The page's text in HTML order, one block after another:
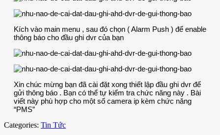
Kích vào main menu , sau đó chọn ( Alarm Push ) để enable
thông báo cho đầu ghi dvr của bạn
Xin chúc mừng bạn đã cài đặt xong thiết lập đầu ghi dvr để
gửi thông báo . Bạn có thể tự kiểm tra chức năng này . Bài
viết này phù hợp cho một số camera ip kèm chức năng
“PMS”
Categories: Tin Tức